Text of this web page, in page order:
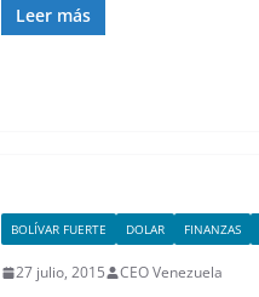
Leer más
BOLÍVAR FUERTE DOLAR FINANZAS
27 julio, 2015 CEO Venezuela